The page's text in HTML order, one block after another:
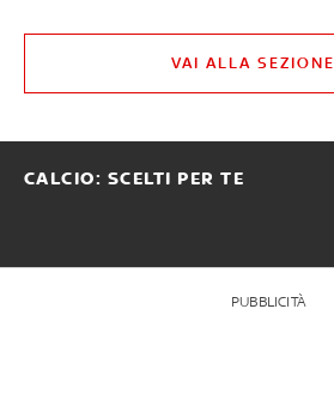
VAI ALLA SEZIONE
CALCIO: SCELTI PER TE
PUBBLICITÀ